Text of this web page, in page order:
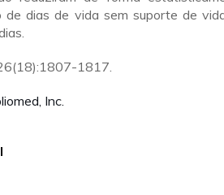
de dias de vida sem suporte de
1817.
Inc.